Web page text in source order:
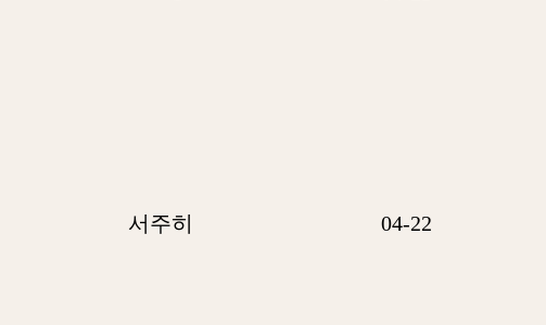
서주히 04-22